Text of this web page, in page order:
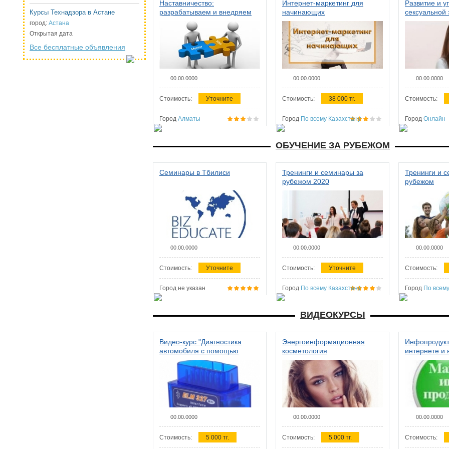
Курсы Технадзора в Астане
город: Астана
Открытая дата
Все бесплатные объявления
Наставничество:
разрабатываем и внедряем
систему наставничества в
организации
00.00.0000
Стоимость: Уточните
Город Алматы
Интернет-маркетинг для
начинающих
00.00.0000
Стоимость: 38 000 тг.
Город По всему Казахстану
Развитие и
сексуальной
женщин
00.00.0000
Стоимость:
Город Онлайн
ОБУЧЕНИЕ ЗА РУБЕЖОМ
Семинары в Тбилиси
00.00.0000
Стоимость: Уточните
Город не указан
Тренинги и семинары за
рубежом 2020
00.00.0000
Стоимость: Уточните
Город По всему Казахстану
Тренинги и
рубежом
00.00.0000
Стоимость:
Город По
ВИДЕОКУРСЫ
Видео-курс "Диагностика
автомобиля с помощью
сканера ELM 327"
00.00.0000
Стоимость: 5 000 тг.
Энергоинформационная
косметология
00.00.0000
Стоимость: 5 000 тг.
интернете и
00.00.0000
Стоимость: